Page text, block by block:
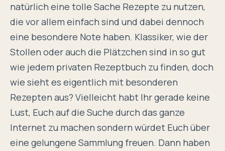
natürlich eine tolle Sache Rezepte zu nutzen,
die vor allem einfach sind und dabei dennoch
eine besondere Note haben. Klassiker, wie der
Stollen oder auch die Plätzchen sind in so gut
wie jedem privaten Rezeptbuch zu finden, doch
wie sieht es eigentlich mit besonderen
Rezepten aus? Vielleicht habt Ihr gerade keine
Lust, Euch auf die Suche durch das ganze
Internet zu machen sondern würdet Euch über
eine gelungene Sammlung freuen. Dann haben